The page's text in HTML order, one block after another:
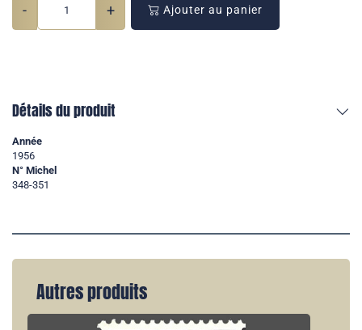
- + Ajouter au panier
Détails du produit
Année
1956
N° Michel
348-351
Autres produits